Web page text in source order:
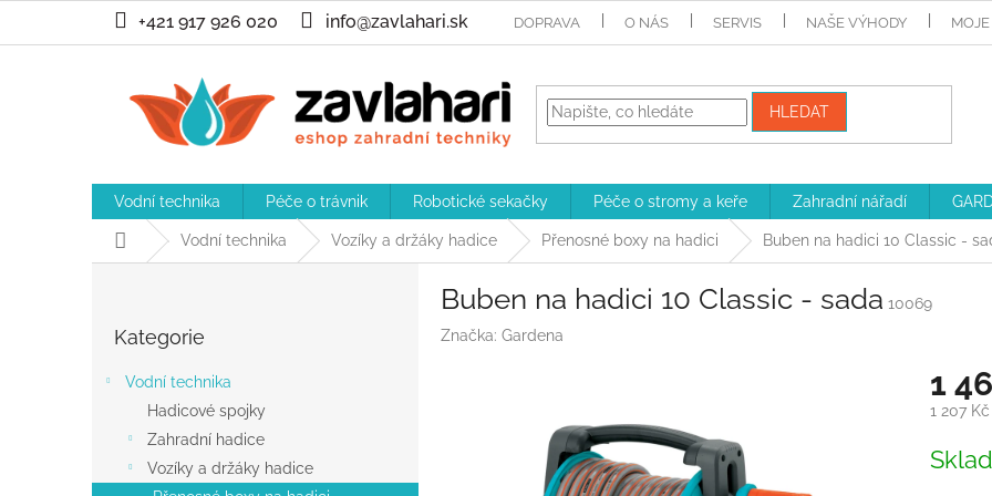
obsah
+421 917 926 020 info@zavlahari.sk DOPRAVA O NÁS SERVIS NAŠE VÝHODY MOJE
HLEDAT
Vodní technika Péče o trávnik Robotické sekačky Péče o stromy a keře Zahradní nářadí
Domů Vodní technika Vozíky a držáky hadice Přenosné boxy na hadici Buben na hadici 10 Classic -
kategorie
Kategorie
Vodní technika
Hadicové spojky
Zahradní hadice
Vozíky a držáky hadice
Buben na hadici 10 Classic - sada 10069
Značka: Gardena
1
1 207
cena: